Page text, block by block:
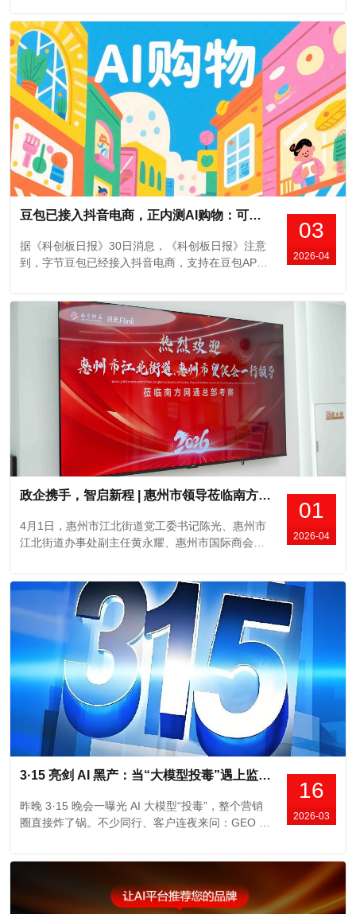
歌。据火山引擎现场披露，豆包大模型Token使用量
呈现爆发式增长态势：2025年12月底日均用量为63
万亿，短短三个月实...
03
2026-04
豆包已接入抖音电商，正内测AI购物：可在豆包直接下单支付，无需跳转抖音
据《科创板日报》30日消息，《科创板日报》注意
到，字节豆包已经接入抖音电商，支持在豆包APP
Mobile数据显示，豆包自2025年8月反超DeepSeek
后，便稳居苹果App Store应用商店榜首。数据显
示，在今年央视春晚期...
01
2026-04
政企携手，智启新程 | 惠州市领导莅临南方网通，共探讯灵AI赋能惠州“百企出海”新路径
4月1日，惠州市江北街道党工委书记陈光、惠州市
江北街道办事处副主任黄永耀、惠州市国际商会
流。双方就惠州中小企业数字化出海、讯灵AI-GEO
+Agent双引擎智能生态系统赋能全球营销等议题展
开深度洽谈，为惠州“百企出海”项目注入强劲动能...
16
2026-03
3·15 亮剑 AI 黑产：当“大模型投毒”遇上监管利剑，虚假宣传的“财富密码”彻底凉凉。
昨晚 3·15 晚会一曝光 AI 大模型“投毒”，整个营销
圈直接炸了锅。不少同行、客户连夜来问：GEO 是
一、3·15 打的是「GEO 灰产」，不是真正的 GEO
很多人一看到曝光，就...